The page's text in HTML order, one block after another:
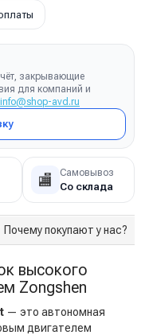
закрывающие
для компаний и
info@shop-avd.ru
🏬 Самовывоз
Со склада
Почему покупают у нас?
высокого
Zongshen
— это автономная
двигателем